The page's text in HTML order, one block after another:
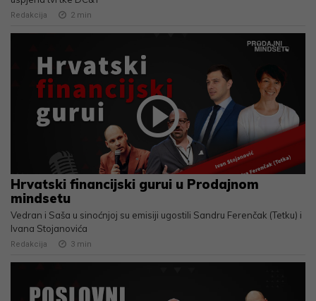
Redakcija 2 min
Hrvatski financijski gurui u Prodajnom
mindsetu
Vedran i Saša u sinoćnjoj su emisiji ugostili Sandru Ferenčak (Tetku) i
Ivana Stojanovića
Redakcija 3 min